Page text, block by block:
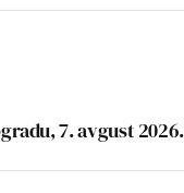
7. avgust 2026.